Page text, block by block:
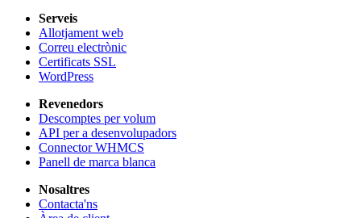
Serveis
Allotjament web
Correu electrònic
Certificats SSL
WordPress
Revenedors
Descomptes per volum
API per a desenvolupadors
Connector WHMCS
Panell de marca blanca
Nosaltres
Contacta'ns